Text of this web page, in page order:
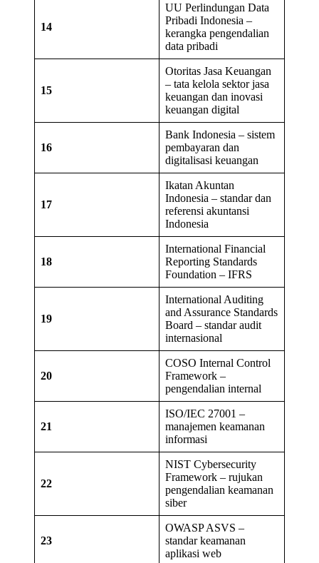
14
UU Perlindungan Data
Pribadi Indonesia –
kerangka pengendalian
data pribadi
15
Otoritas Jasa Keuangan
– tata kelola sektor jasa
keuangan dan inovasi
keuangan digital
16
Bank Indonesia – sistem
pembayaran dan
digitalisasi keuangan
17
Ikatan Akuntan
Indonesia – standar dan
referensi akuntansi
Indonesia
18
International Financial
Reporting Standards
Foundation – IFRS
19
International Auditing
and Assurance Standards
Board – standar audit
internasional
20
COSO Internal Control
Framework –
pengendalian internal
21
ISO/IEC 27001 –
manajemen keamanan
informasi
22
NIST Cybersecurity
Framework – rujukan
pengendalian keamanan
siber
23
OWASP ASVS –
standar keamanan
aplikasi web